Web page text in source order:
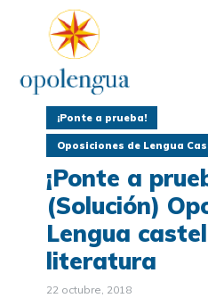
¡Ponte a prueba!
Oposiciones de Lengua
¡Ponte a
(Solución)
Lengua
literatura
22 octubre, 2018